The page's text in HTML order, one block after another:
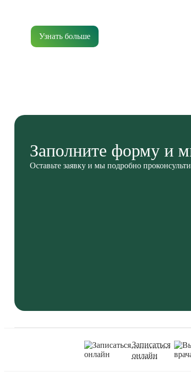
Узнать больше
Заполните форму и
Оставьте заявку и мы подробно
Записаться
онлайн